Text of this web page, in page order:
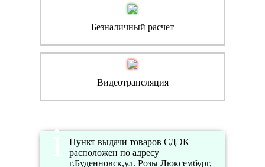
Безналичный расчет
Видеотрансляция
Пункт выдачи товаров СДЭК
расположен по адресу
г.Буденновск,ул. Розы Люксембург,